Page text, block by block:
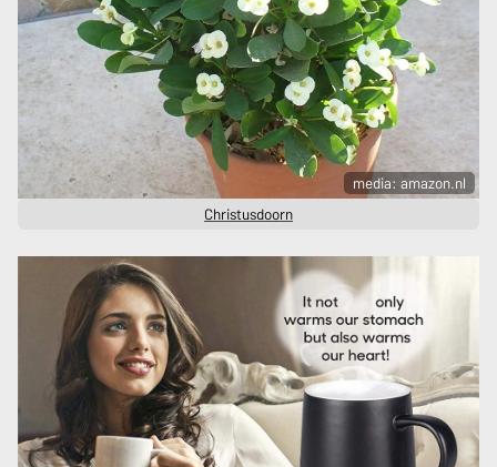
media: amazon.nl
Christusdoorn